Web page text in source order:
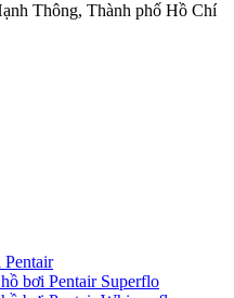
Thông, Thành phố Hồ Chí
bơi Pentair Superflo